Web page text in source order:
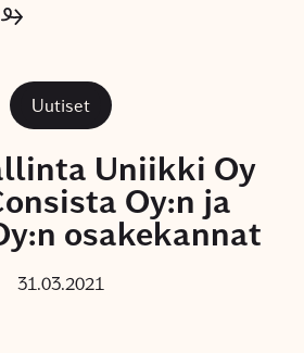
Uutiset
Uniikki Oy
Oy:n ja
osakekannat
31.03.2021